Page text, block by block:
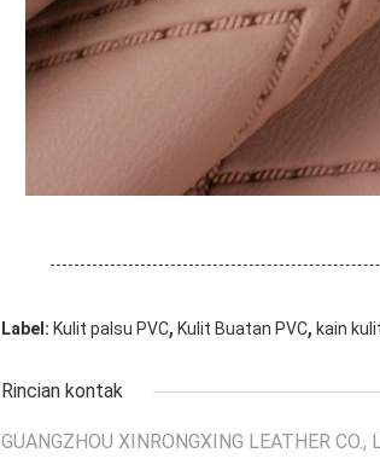
Label: Kulit palsu PVC, Kulit Buatan PVC, kain
Rincian kontak
GUANGZHOU XINRONGXING LEATHER CO.,